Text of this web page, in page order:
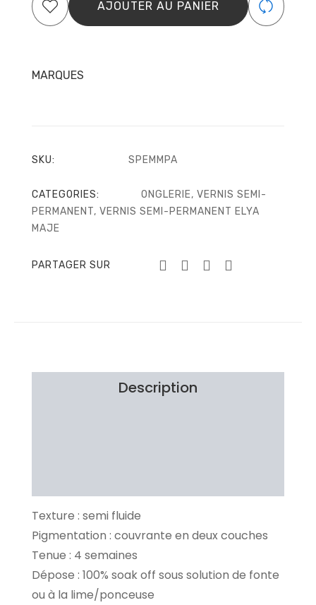
–
N°
AJOUTER AU PANIER
MARQUES
SKU: SPEMMPA
CATEGORIES: ONGLERIE, VERNIS SEMI-
PERMANENT, VERNIS SEMI-PERMANENT ELYA
MAJE
PARTAGER SUR
Description
Texture : semi fluide
Pigmentation : couvrante en deux couches
Tenue : 4 semaines
Dépose : 100% soak off sous solution de fonte
ou à la lime/ponceuse